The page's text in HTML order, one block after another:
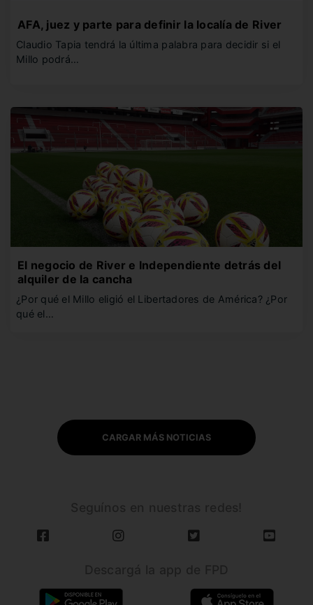
AFA, juez y parte para definir la localía de River
Claudio Tapia tendrá la última palabra para decidir si el
Millo podrá…
El negocio de River e Independiente detrás del
alquiler de la cancha
¿Por qué el Millo eligió el Libertadores de América? ¿Por
qué el…
CARGAR MÁS NOTICIAS